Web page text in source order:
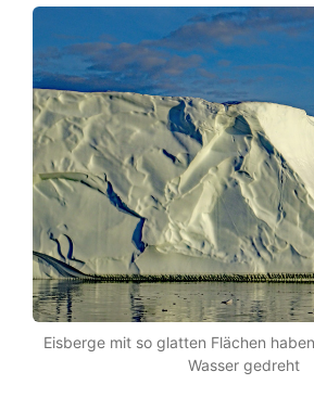
Eisberge mit so glatten Flächen
Wasser gedreht